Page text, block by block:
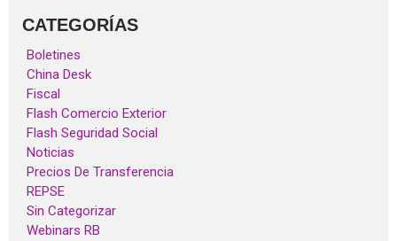
CATEGORÍAS
Boletines
China Desk
Fiscal
Flash Comercio Exterior
Flash Seguridad Social
Noticias
Precios De Transferencia
REPSE
Sin Categorizar
Webinars RB